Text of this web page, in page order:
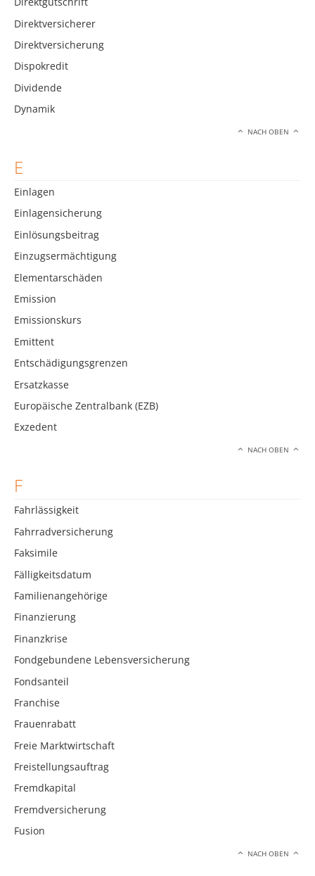
Direktversicherer
Direktversicherung
Dispokredit
Dividende
Dynamik
NACH OBEN
E
Einlagen
Einlagensicherung
Einlösungsbeitrag
Einzugsermächtigung
Elementarschäden
Emission
Emissionskurs
Emittent
Entschädigungsgrenzen
Ersatzkasse
Europäische Zentralbank (EZB)
Exzedent
NACH OBEN
F
Fahrlässigkeit
Fahrradversicherung
Faksimile
Fälligkeitsdatum
Familienangehörige
Finanzierung
Finanzkrise
Fondgebundene Lebensversicherung
Fondsanteil
Franchise
Frauenrabatt
Freie Marktwirtschaft
Freistellungsauftrag
Fremdkapital
Fremdversicherung
Fusion
NACH OBEN